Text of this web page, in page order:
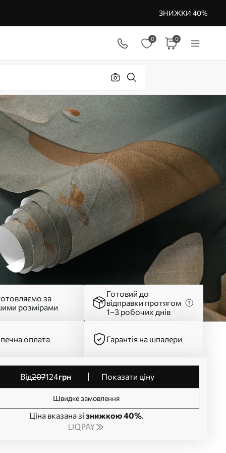
ЗНИЖКИ 40%
0 0
за
розмірами
Готовий до
відправки протягом
1–3 робочих днів
оплата Гарантія на шпалери
від207124грн Показати ціну
Швидке замовлення
Ціна вказана зі знижкою 40%.